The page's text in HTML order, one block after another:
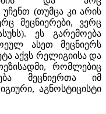
(თუმცა კი არის
მეცნიერები, ვერც
ეს გარემოება
ასეთ მეცნიერს
აქვს რელიგიისა და
რომლებიც
მეცნიერთა იმ
აგნოსტიცისტი